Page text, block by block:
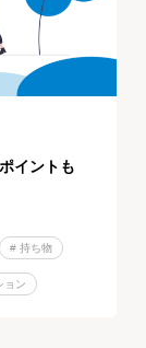
イントも
# 持ち物
ョン